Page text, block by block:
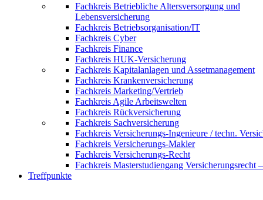
Fachkreis Betriebliche Altersversorgung und
Lebensversicherung
Fachkreis Betriebsorganisation/IT
Fachkreis Cyber
Fachkreis Finance
Fachkreis HUK-Versicherung
Fachkreis Kapitalanlagen und Assetmanagement
Fachkreis Krankenversicherung
Fachkreis Marketing/Vertrieb
Fachkreis Agile Arbeitswelten
Fachkreis Rückversicherung
Fachkreis Sachversicherung
Fachkreis Versicherungs-Ingenieure / techn.
Fachkreis Versicherungs-Makler
Fachkreis Versicherungs-Recht
Fachkreis Masterstudiengang Versicherungsrecht
Treffpunkte